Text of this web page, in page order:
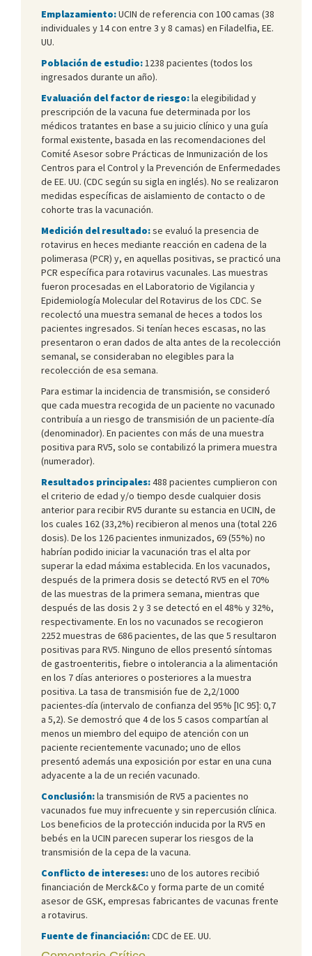
Emplazamiento:UCIN de referencia con 100 camas (38
individuales y 14 con entre 3 y 8 camas) en Filadelfia, EE.
UU.
Población de estudio: 1238 pacientes (todos los
ingresados durante un año).
Evaluación del factor de riesgo:la elegibilidad y
prescripción de la vacuna fue determinada por los
médicos tratantes en base a su juicio clínico y una guía
formal existente, basada en las recomendaciones del
Comité Asesor sobre Prácticas de Inmunización de los
Centros para el Control y la Prevención de Enfermedades
de EE. UU. (CDC según su sigla en inglés). No se realizaron
medidas específicas de aislamiento de contacto o de
cohorte tras la vacunación.
Medición del resultado:se evaluó la presencia de
rotavirus en heces mediante reacción en cadena de la
polimerasa (PCR) y, en aquellas positivas, se practicó una
PCR específica para rotavirus vacunales. Las muestras
fueron procesadas en el Laboratorio de Vigilancia y
Epidemiología Molecular del Rotavirus de los CDC. Se
recolectó una muestra semanal de heces a todos los
pacientes ingresados. Si tenían heces escasas, no las
presentaron o eran dados de alta antes de la recolección
semanal, se consideraban no elegibles para la
recolección de esa semana.
Para estimar la incidencia de transmisión, se consideró
que cada muestra recogida de un paciente no vacunado
contribuía a un riesgo de transmisión de un paciente-día
(denominador). En pacientes con más de una muestra
positiva para RV5, solo se contabilizó la primera muestra
(numerador).
Resultados principales:488 pacientes cumplieron con
el criterio de edad y/o tiempo desde cualquier dosis
anterior para recibir RV5 durante su estancia en UCIN, de
los cuales 162 (33,2%) recibieron al menos una (total 226
dosis). De los 126 pacientes inmunizados, 69 (55%) no
habrían podido iniciar la vacunación tras el alta por
superar la edad máxima establecida. En los vacunados,
después de la primera dosis se detectó RV5 en el 70%
de las muestras de la primera semana, mientras que
después de las dosis 2 y 3 se detectó en el 48% y 32%,
respectivamente. En los no vacunados se recogieron
2252 muestras de 686 pacientes, de las que 5 resultaron
positivas para RV5. Ninguno de ellos presentó síntomas
de gastroenteritis, fiebre o intolerancia a la alimentación
en los 7 días anteriores o posteriores a la muestra
positiva. La tasa de transmisión fue de 2,2/1000
pacientes-día (intervalo de confianza del 95% [IC 95]: 0,7
a 5,2). Se demostró que 4 de los 5 casos compartían al
menos un miembro del equipo de atención con un
paciente recientemente vacunado; uno de ellos
presentó además una exposición por estar en una cuna
adyacente a la de un recién vacunado.
Conclusión:la transmisión de RV5 a pacientes no
vacunados fue muy infrecuente y sin repercusión clínica.
Los beneficios de la protección inducida por la RV5 en
bebés en la UCIN parecen superar los riesgos de la
transmisión de la cepa de la vacuna.
Conflicto de intereses:uno de los autores recibió
financiación de Merck&Co y forma parte de un comité
asesor de GSK, empresas fabricantes de vacunas frente
a rotavirus.
Fuente de financiación:CDC de EE. UU.